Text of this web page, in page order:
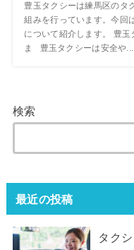
豊玉タクシーは練馬区のタ
組みを行っています。今回
について紹介します。 豊
ま 豊玉タクシーは安全や...
検索
最近の投稿
タク